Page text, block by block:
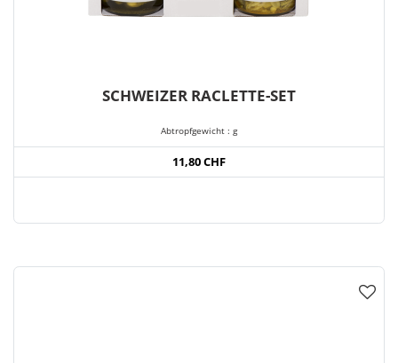
SCHWEIZER RACLETTE-SET
Abtropfgewicht : g
11,80 CHF